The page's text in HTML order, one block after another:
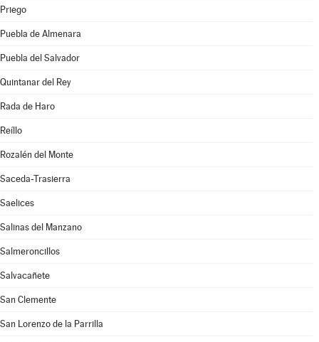
Priego
Puebla de Almenara
Puebla del Salvador
Quintanar del Rey
Rada de Haro
Reíllo
Rozalén del Monte
Saceda-Trasierra
Saelices
Salinas del Manzano
Salmeroncillos
Salvacañete
San Clemente
San Lorenzo de la Parrilla